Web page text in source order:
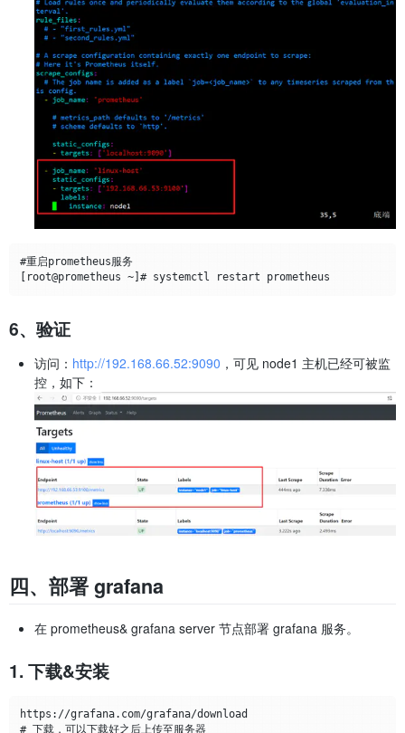
#重启prometheus服务
6、验证
访问： http://192.168.66.52:9090 ，可见 node1 主机已经可被监
控，如下：
四、部署 grafana
在 prometheus& grafana server 节点部署 grafana 服务。
1. 下载&安装
https://grafana.com/grafana/download
# 下载，可以下载好之后上传至服务器